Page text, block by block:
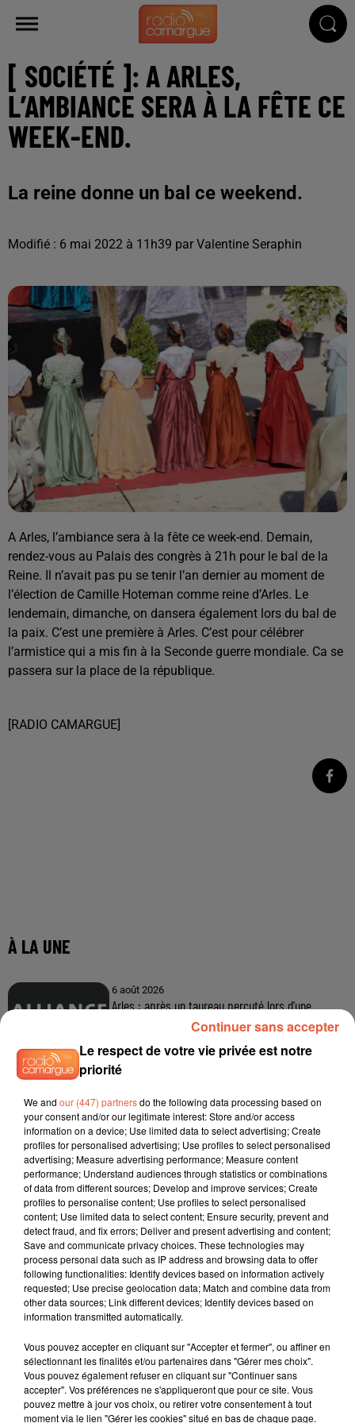
[ SOCIÉTÉ ]: A ARLES,
L’AMBIANCE SERA À LA FÊTE CE
WEEK-END.
La reine donne un bal ce weekend.
Modifié : 6 mai 2022 à 11h39 par Valentine Seraphin
A Arles, l’ambiance sera à la fête ce week-end. Demain,
rendez-vous au Palais des congrès à 21h pour le bal de la
Reine. Il n’avait pas pu se tenir l’an dernier au moment de
l’élection de Camille Hoteman comme reine d’Arles. Le
lendemain, dimanche, on dansera également lors du bal de
la paix. C’est une première à Arles. C’est pour célébrer
l’armistice qui a mis fin à la Seconde guerre mondiale. Ca se
passera sur la place de la république.
[RADIO CAMARGUE]
À LA UNE
6 août 2026
Arles : après un taureau percuté lors d'une
abrivado à Saliers,...
Éclipse solaire du 12 août 2026 : le CHU de Nîmes
appelle à la plus...
3 août 2026
Sauvage'On Festival : une première édition
électro attendue au cœur...
TITRES DIFFUSÉS
Le respect de votre vie privée est notre
priorité
We and our (447) partnersdo the following data processing based on
your consent and/or our legitimate interest: Store and/or access
information on a device; Use limited data to select advertising; Create
profiles for personalised advertising; Use profiles to select personalised
advertising; Measure advertising performance; Measure content
performance; Understand audiences through statistics or combinations
of data from different sources; Develop and improve services; Create
profiles to personalise content; Use profiles to select personalised
content; Use limited data to select content; Ensure security, prevent and
detect fraud, and fix errors; Deliver and present advertising and content;
Save and communicate privacy choices. These technologies may
process personal data such as IP address and browsing data to offer
following functionalities: Identify devices based on information actively
requested; Use precise geolocation data; Match and combine data from
other data sources; Link different devices; Identify devices based on
information transmitted automatically.
Vous pouvez accepter en cliquant sur "Accepter et fermer", ou affiner en
sélectionnant les finalités et/ou partenaires dans "Gérer mes choix".
Vous pouvez également refuser en cliquant sur "Continuer sans
accepter". Vos préférences ne s'appliqueront que pour ce site. Vous
pouvez mettre à jour vos choix, ou retirer votre consentement à tout
moment via le lien "Gérer les cookies" situé en bas de chaque page.
Continuer sans accepter